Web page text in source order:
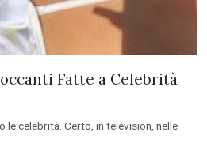
Fatte a Celebrità
le celebrità. Certo, in television, nelle